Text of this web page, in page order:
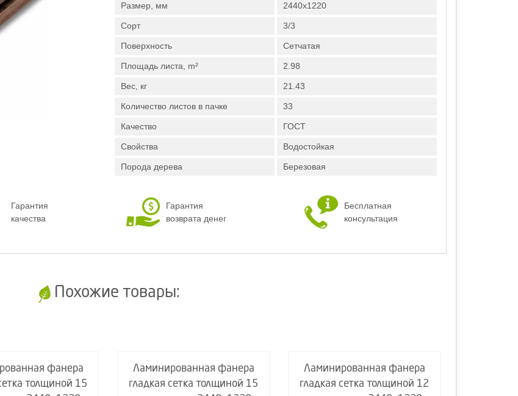
Размер, мм 2440х1220
Сорт 3/3
Поверхность Сетчатая
Площадь листа, m² 2.98
Вес, кг 21.43
Количество листов в пачке 33
Качество ГОСТ
Свойства Водостойкая
Порода дерева Березовая
Гарантия
качества
Гарантия
возврата денег
Бесплатная
консультация
Похожие товары:
фанера
толщиной 15
Ламинированная фанера
гладкая сетка толщиной 15
Ламинированная фанера
гладкая сетка толщиной 12